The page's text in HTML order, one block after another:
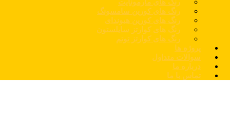
رنگ های مارمونایت
رنگ های کورین سامسونگ
رنگ های کورین هیوندای
رنگ های کوارتز سایلستون
رنگ های کوارتز توتم
پروژه ها
سوالات متداول
درباره ما
تماس با ما